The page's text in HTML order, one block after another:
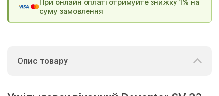
При онлайн оплаті отримуйте знижку 1% на
суму замовлення
Опис товару